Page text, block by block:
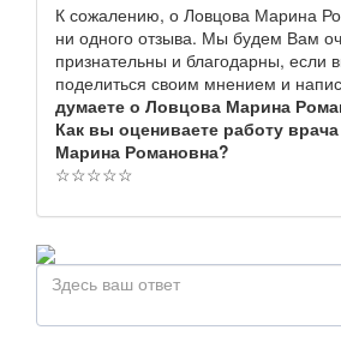
К сожалению, о Ловцова Марина
ни одного отзыва. Мы будем Вам
признательны и благодарны, если
поделиться своим мнением и
думаете о Ловцова Марина
Как вы оцениваете работу
Марина Романовна?
☆☆☆☆☆